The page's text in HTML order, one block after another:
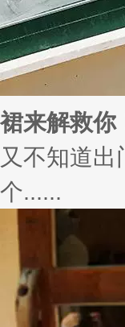
裙来解救你
又不知道
个......